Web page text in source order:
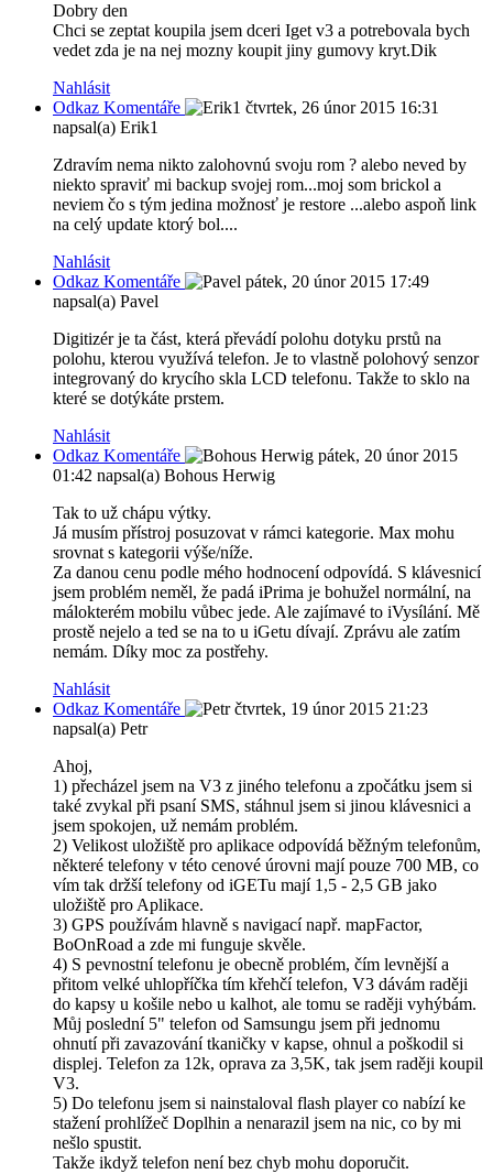
Dobry den
Chci se zeptat koupila jsem dceri Iget v3 a potrebovala bych
vedet zda je na nej mozny koupit jiny gumovy kryt.Dik
Nahlásit
Odkaz Komentáře
čtvrtek, 26 únor 2015 16:31
napsal(a) Erik1
Zdravím nema nikto zalohovnú svoju rom ? alebo neved by
niekto spraviť mi backup svojej rom...moj som brickol a
neviem čo s tým jedina možnosť je restore ...alebo aspoň link
na celý update ktorý bol....
Nahlásit
Odkaz Komentáře
pátek, 20 únor 2015 17:49
napsal(a) Pavel
Digitizér je ta část, která převádí polohu dotyku prstů na
polohu, kterou využívá telefon. Je to vlastně polohový senzor
integrovaný do krycího skla LCD telefonu. Takže to sklo na
které se dotýkáte prstem.
Nahlásit
Odkaz Komentáře
pátek, 20 únor 2015
01:42 napsal(a) Bohous Herwig
Tak to už chápu výtky.
Já musím přístroj posuzovat v rámci kategorie. Max mohu
srovnat s kategorii výše/níže.
Za danou cenu podle mého hodnocení odpovídá. S klávesnicí
jsem problém neměl, že padá iPrima je bohužel normální, na
málokterém mobilu vůbec jede. Ale zajímavé to iVysílání. Mě
prostě nejelo a ted se na to u iGetu dívají. Zprávu ale zatím
nemám. Díky moc za postřehy.
Nahlásit
Odkaz Komentáře
čtvrtek, 19 únor 2015 21:23
napsal(a) Petr
Ahoj,
1) přecházel jsem na V3 z jiného telefonu a zpočátku jsem si
také zvykal při psaní SMS, stáhnul jsem si jinou klávesnici a
jsem spokojen, už nemám problém.
2) Velikost uložiště pro aplikace odpovídá běžným telefonům,
některé telefony v této cenové úrovni mají pouze 700 MB, co
vím tak držší telefony od iGETu mají 1,5 - 2,5 GB jako
uložiště pro Aplikace.
3) GPS používám hlavně s navigací např. mapFactor,
BoOnRoad a zde mi funguje skvěle.
4) S pevnostní telefonu je obecně problém, čím levnější a
přitom velké uhlopříčka tím křehčí telefon, V3 dávám raději
do kapsy u košile nebo u kalhot, ale tomu se raději vyhýbám.
Můj poslední 5" telefon od Samsungu jsem při jednomu
ohnutí při zavazování tkaničky v kapse, ohnul a poškodil si
displej. Telefon za 12k, oprava za 3,5K, tak jsem raději koupil
V3.
5) Do telefonu jsem si nainstaloval flash player co nabízí ke
stažení prohlížeč Doplhin a nenarazil jsem na nic, co by mi
nešlo spustit.
Takže ikdyž telefon není bez chyb mohu doporučit.